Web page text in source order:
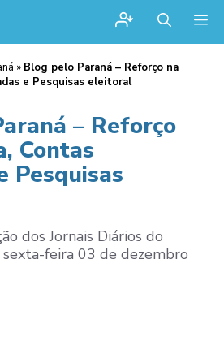
» Blog pelo Paraná – Reforço na
e Pesquisas eleitoral
– Reforço
Contas
Pesquisas
dos Jornais Diários do
feira 03 de dezembro